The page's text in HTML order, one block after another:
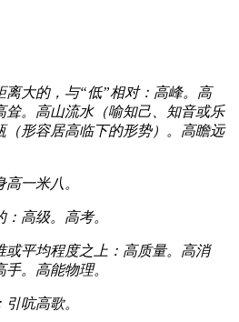
离大的，与“低”相对：高峰。高
耸。高山流水（喻知己、知音或乐
（形容居高临下的形势）。高瞻远
高一米八。
：高级。高考。
或平均程度之上：高质量。高消
。高能物理。
引吭高歌。